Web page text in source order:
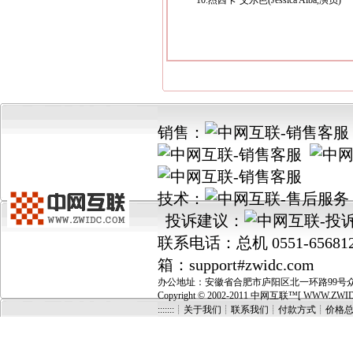
销售：
技术：
投诉建议：
联系电话：总机 0551-
箱：support#zwidc.com
办公地址：安徽省合肥市庐阳区北一环路99号
Copyright © 2002-2011 中网互联™[
:::::::┊关于我们 ┊ 联系我们 ┊ 付款方式 ┊ 价格